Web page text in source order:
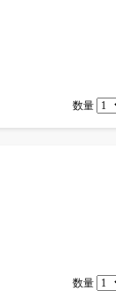
数量
数量